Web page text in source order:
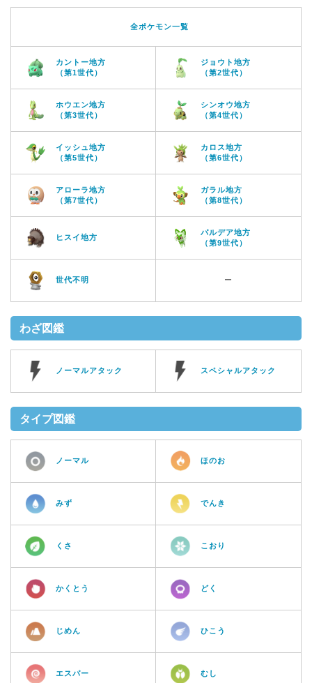
全ポケモン一覧
カントー地方
（第1世代）
ジョウト地方
（第2世代）
ホウエン地方
（第3世代）
シンオウ地方
（第4世代）
イッシュ地方
（第5世代）
カロス地方
（第6世代）
アローラ地方
（第7世代）
ガラル地方
（第8世代）
ヒスイ地方
パルデア地方
（第9世代）
世代不明 ー
わざ図鑑
ノーマルアタック スペシャルアタック
タイプ図鑑
ノーマル ほのお
みず でんき
くさ こおり
かくとう どく
じめん ひこう
エスパー むし